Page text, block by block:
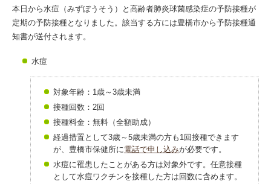
本日から水痘（みずぼうそう）と高齢者肺炎球菌感染症の予防接種が
定期の予防接種となりました。該当する方には豊橋市から予防接種通
知書が送付されます。
水痘
対象年齢：1歳～3歳未満
接種回数：2回
接種料金：無料（全額助成）
経過措置として3歳～5歳未満の方も1回接種できます
が、豊橋市保健所に電話で申し込みが必要です。
水痘に罹患したことがある方は対象外です。任意接種
として水痘ワクチンを接種した方は回数に含めます。